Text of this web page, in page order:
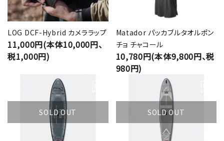
LOG DCF-Hybrid カメララップ
11,000円(本体10,000円、
税1,000円)
Matador パッカブルタオルポン
チョ チャコール
10,780円(本体9,800円、税
980円)
SOLD OUT SOLD OUT